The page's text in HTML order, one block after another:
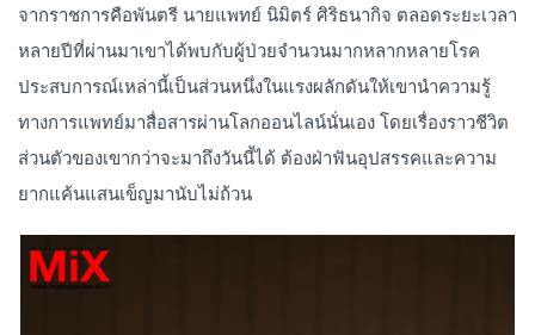
จากราชการคือพันตรี นายแพทย์ นิมิตร์ ศิริธนากิจ ตลอดระยะเวลา
หลายปีที่ผ่านมาเขาได้พบกับผู้ป่วยจำนวนมากหลากหลายโรค
ประสบการณ์เหล่านี้เป็นส่วนหนึ่งในแรงผลักดันให้เขานำความรู้
ทางการแพทย์มาสื่อสารผ่านโลกออนไลน์นั่นเอง โดยเรื่องราวชีวิต
ส่วนตัวของเขากว่าจะมาถึงวันนี้ได้ ต้องฝ่าฟันอุปสรรคและความ
ยากแค้นแสนเข็ญมานับไม่ถ้วน